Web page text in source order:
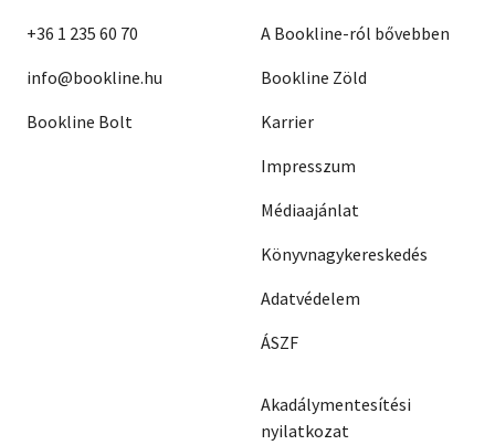
+36 1 235 60 70
info@bookline.hu
Bookline Bolt
A Bookline-ról bővebben
Bookline Zöld
Karrier
Impresszum
Médiaajánlat
Könyvnagykereskedés
Adatvédelem
ÁSZF
Akadálymentesítési
nyilatkozat